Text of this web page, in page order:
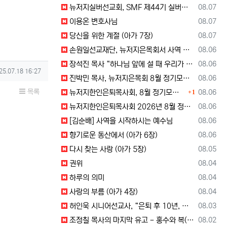
일 16:27
목록
등록일
08.07
뉴저지실버선교회, SMF 제44기 실버미션스쿨 수강생 모집
등록일
08.07
이용온 변호사님
등록일
08.07
당신을 위한 계절 (아가 7장)
등록일
08.06
손원일선교재단, 뉴저지은목회서 사역 소개… “해군 함정마다 예배 공동체 세우는 일에 기도와 협력을”
등록일
08.06
장석진 목사 “하나님 앞에 설 때 우리가 받을 칭찬을 생각하라”
등록일
08.06
진박민 목사, 뉴저지은목회 8월 정기모임서 기도… “은목회 모든 순서 위에 하나님의 영광 나타나게 하소서”
등록일
08.06
뉴저지한인은퇴목사회, 8월 정기모임 개최… 장석진 목사 “우리가 받을 칭찬은?” 설교
댓글
1
등록일
08.06
뉴저지한인은퇴목사회 2026년 8월 정기 모임
등록일
08.06
[김순배] 사역을 시작하시는 예수님
등록일
08.06
향기로운 동산에서 (아가 6장)
등록일
08.05
다시 찾는 사랑 (아가 5장)
등록일
08.04
권위
등록일
08.04
하루의 의미
등록일
08.04
사랑의 부름 (아가 4장)
등록일
08.03
허인욱 시니어선교사, “은퇴 후 10년, 시니어를 다시 선교사로 세우는 사역에 헌신”
등록일
08.02
조정칠 목사의 마지막 유고 - 홍수와 복(福) 자(字)